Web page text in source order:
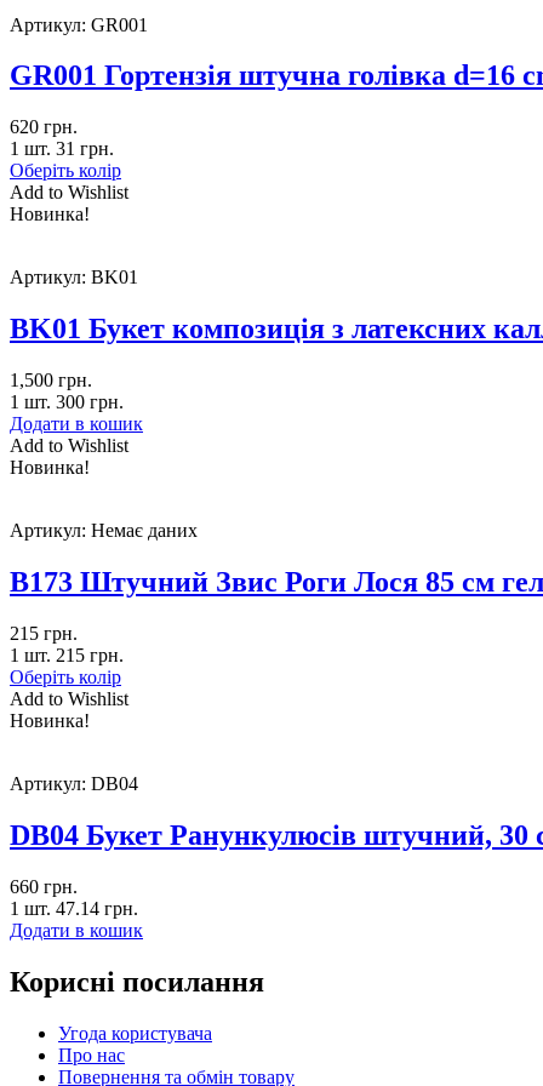
Артикул: GR001
GR001 Гортензія штучна голівка d=16
620 грн.
1 шт. 31 грн.
Оберіть колір
Add to Wishlist
Новинка!
Артикул: BK01
BK01 Букет композиція з латексних
1,500 грн.
1 шт. 300 грн.
Додати в кошик
Add to Wishlist
Новинка!
Артикул: Немає даних
B173 Штучний Звис Роги Лося 85 см
215 грн.
1 шт. 215 грн.
Оберіть колір
Add to Wishlist
Новинка!
Артикул: DB04
DB04 Букет Ранункулюсів штучний, 30
660 грн.
1 шт. 47.14 грн.
Додати в кошик
Корисні посилання
Угода користувача
Про нас
Повернення та обмін товару